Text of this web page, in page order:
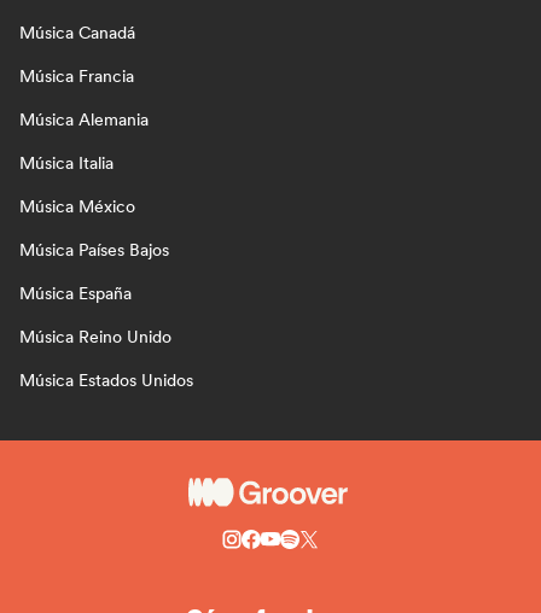
Música Canadá
Música Francia
Música Alemania
Música Italia
Música México
Música Países Bajos
Música España
Música Reino Unido
Música Estados Unidos